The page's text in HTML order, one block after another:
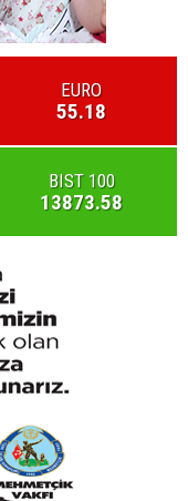
EURO
55.18
BIST 100
13873.58